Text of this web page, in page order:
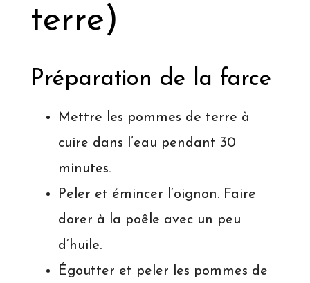
terre)
Préparation de la farce
Mettre les pommes de terre à
cuire dans l’eau pendant 30
minutes.
Peler et émincer l’oignon. Faire
dorer à la poêle avec un peu
d’huile.
Égoutter et peler les pommes de